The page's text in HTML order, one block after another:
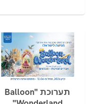
תערוכת "Balloon